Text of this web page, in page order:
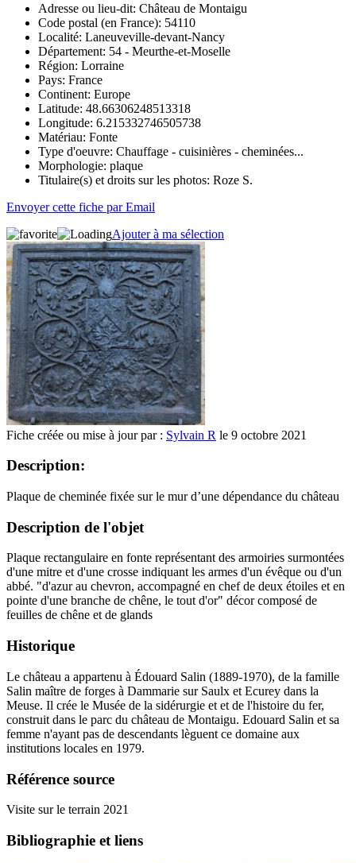
Adresse ou lieu-dit: Château de Montaigu
Code postal (en France): 54110
Localité: Laneuveville-devant-Nancy
Département: 54 - Meurthe-et-Moselle
Région: Lorraine
Pays: France
Continent: Europe
Latitude: 48.66306248513318
Longitude: 6.215332746505738
Matériau: Fonte
Type d'oeuvre: Chauffage - cuisinières - cheminées...
Morphologie: plaque
Titulaire(s) et droits sur les photos: Roze S.
Envoyer cette fiche par Email
Ajouter à ma sélection
Fiche créée ou mise à jour par : Sylvain R le 9 octobre 2021
Description:
Plaque de cheminée fixée sur le mur d’une dépendance du château
Description de l'objet
Plaque rectangulaire en fonte représentant des armoiries surmontées
d'une mitre et d'une crosse indiquant les armes d'un évêque ou d'un
abbé. "d'azur au chevron, accompagné en chef de deux étoiles et en
pointe d'une branche de chêne, le tout d'or" décor composé de
feuilles de chêne et de glands
Historique
Le château a appartenu à Édouard Salin (1889-1970), de la famille
Salin maître de forges à Dammarie sur Saulx et Ecurey dans la
Meuse. Il crée le Musée de la sidérurgie et et de l'histoire du fer,
construit dans le parc du château de Montaigu. Edouard Salin et sa
femme n'ayant pas de descendants lèguent ce domaine aux
institutions locales en 1979.
Référence source
Visite sur le terrain 2021
Bibliographie et liens